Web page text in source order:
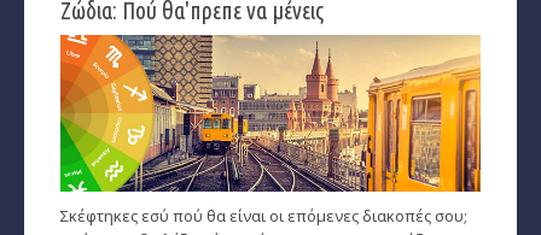
Ζώδια και διασκέσαση
Ζώδια και δυσκολίες
Ζώδια και έρωτας
Ζώδια και μόδα
­Ζώδια και ταξίδια
Ζώδια: Πού θα'πρεπε να μένεις
Σκέφτηκες εσύ πού θα είναι οι επόμενες διακοπές σου;